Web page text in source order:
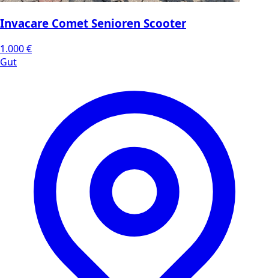
Invacare Comet Senioren Scooter
1.000 €
Gut